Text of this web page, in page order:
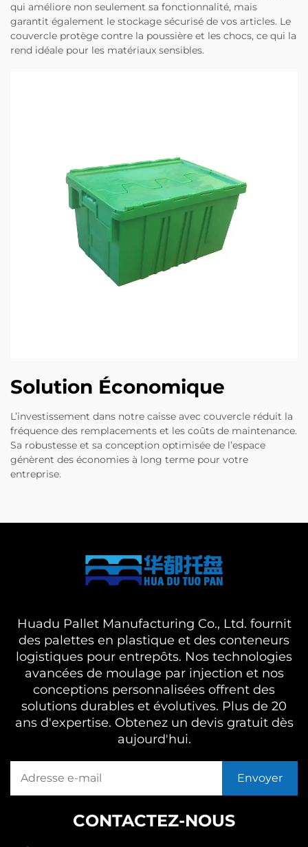
qui améliore non seulement sa fonctionnalité, mais
garantit également le stockage sécurisé de vos articles. Le
couvercle protège contre la poussière et les chocs, ce qui la
rend idéale pour les matériaux sensibles.
Solution Économique
L’investissement dans notre caisse avec couvercle réduit la
fréquence des remplacements et les coûts de maintenance.
Sa robustesse et sa conception optimisée de l’espace
génèrent des économies à long terme pour votre
entreprise.
Huadu Pallet Manufacturing Co., Ltd. fournit
des palettes en plastique et des conteneurs
logistiques pour entrepôts. Nos technologies
avancées de moulage par injection et nos
conceptions personnalisées offrent des
solutions durables et évolutives. Plus de 20
ans d'expertise. Obtenez un devis gratuit dès
aujourd'hui.
CONTACTEZ-NOUS